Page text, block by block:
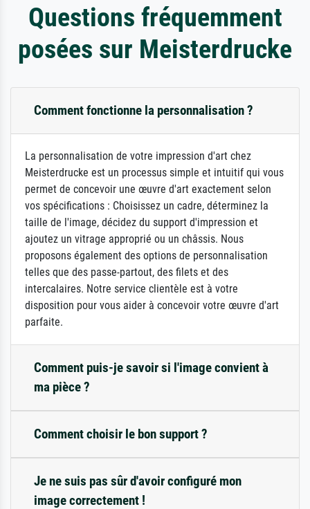
Questions fréquemment
posées sur Meisterdrucke
Comment fonctionne la personnalisation ?
La personnalisation de votre impression d'art chez
Meisterdrucke est un processus simple et intuitif qui vous
permet de concevoir une œuvre d'art exactement selon
vos spécifications : Choisissez un cadre, déterminez la
taille de l'image, décidez du support d'impression et
ajoutez un vitrage approprié ou un châssis. Nous
proposons également des options de personnalisation
telles que des passe-partout, des filets et des
intercalaires. Notre service clientèle est à votre
disposition pour vous aider à concevoir votre œuvre d'art
parfaite.
Comment puis-je savoir si l'image convient à
ma pièce ?
Comment choisir le bon support ?
Je ne suis pas sûr d'avoir configuré mon
image correctement !